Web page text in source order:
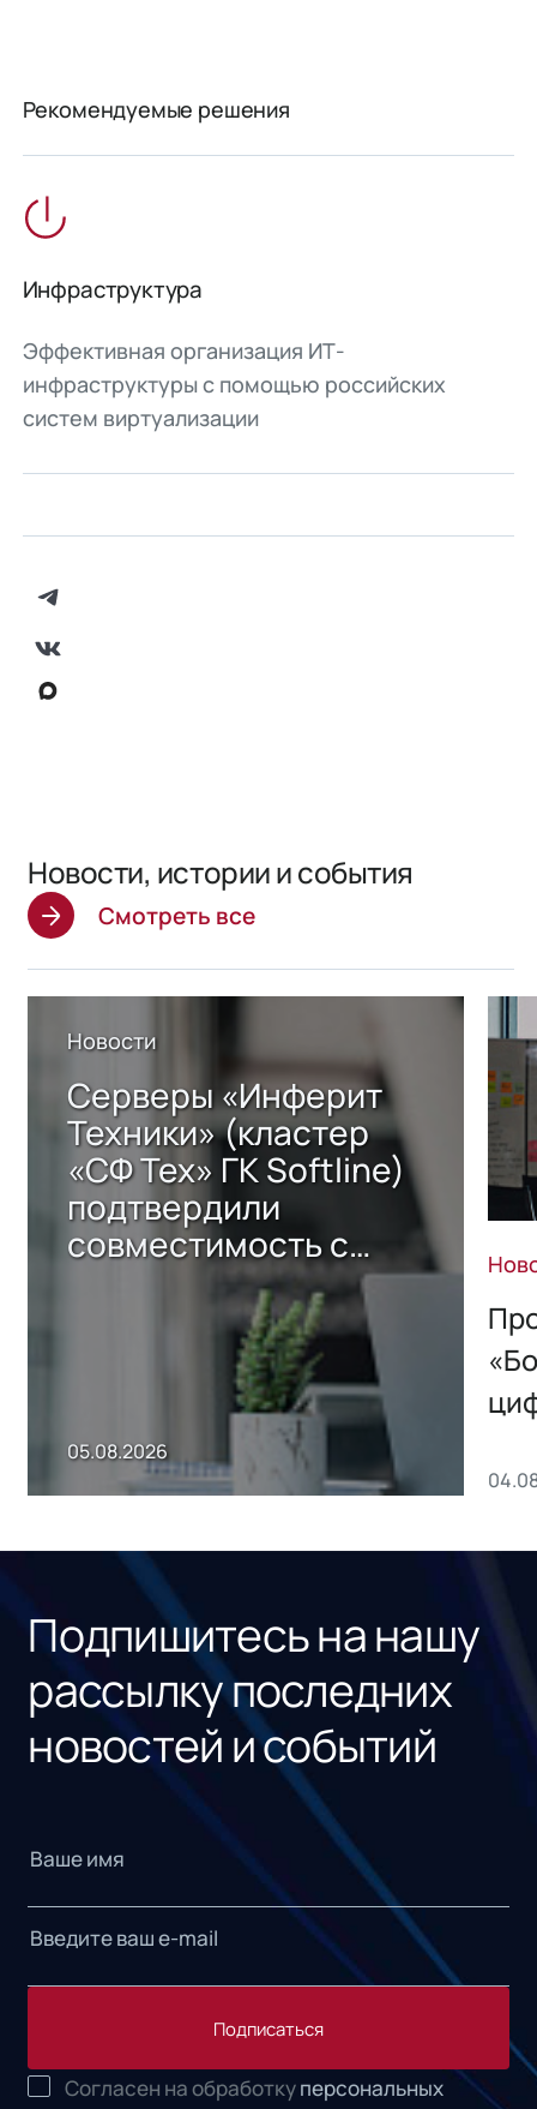
Рекомендуемые решения
Инфраструктура
Эффективная организация ИТ-
инфраструктуры с помощью российских
систем виртуализации
Новости, истории и события
Смотреть все
Новости
Серверы «Инферит
Техники» (кластер
«СФ Тех» ГК Softline)
подтвердили
совместимость с
решением Sharx
Storage 2.x для
хранения данных
05.08.2026
Подпишитесь на нашу
рассылку последних
новостей и событий
Подписаться
Согласен на обработкуперсональных